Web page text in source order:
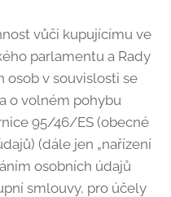
vůči kupujícímu ve
parlamentu a Rady
osob v souvislosti se
o volném pohybu
95/46/ES (obecné
(dále jen „nařízení
osobních údajů
smlouvy, pro účely